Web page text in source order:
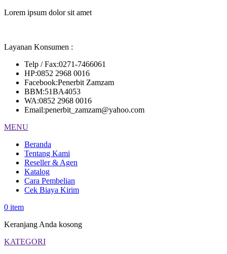
Lorem ipsum dolor sit amet
Layanan Konsumen :
Telp / Fax:0271-7466061
HP:0852 2968 0016
Facebook:Penerbit Zamzam
BBM:51BA4053
WA:0852 2968 0016
Email:penerbit_zamzam@yahoo.com
MENU
Beranda
Tentang Kami
Reseller & Agen
Katalog
Cara Pembelian
Cek Biaya Kirim
0 item
Keranjang Anda kosong
KATEGORI